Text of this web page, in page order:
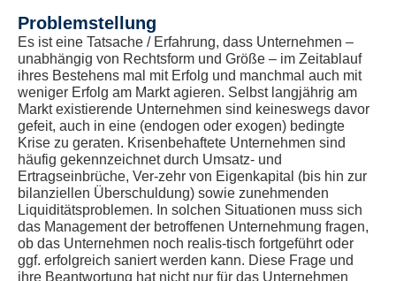
Problemstellung
Es ist eine Tatsache / Erfahrung, dass Unternehmen –
unabhängig von Rechtsform und Größe – im Zeitablauf
ihres Bestehens mal mit Erfolg und manchmal auch mit
weniger Erfolg am Markt agieren. Selbst langjährig am
Markt existierende Unternehmen sind keineswegs davor
gefeit, auch in eine (endogen oder exogen) bedingte
Krise zu geraten. Krisenbehaftete Unternehmen sind
häufig gekennzeichnet durch Umsatz- und
Ertragseinbrüche, Ver-zehr von Eigenkapital (bis hin zur
bilanziellen Überschuldung) sowie zunehmenden
Liquiditätsproblemen. In solchen Situationen muss sich
das Management der betroffenen Unternehmung fragen,
ob das Unternehmen noch realis-tisch fortgeführt oder
ggf. erfolgreich saniert werden kann. Diese Frage und
ihre Beantwortung hat nicht nur für das Unternehmen